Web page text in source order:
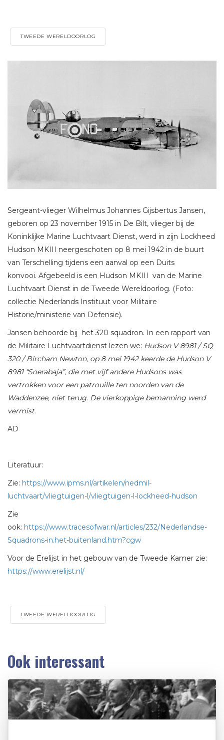
TWEEDE WERELDOORLOG
Sergeant-vlieger Wilhelmus Johannes Gijsbertus Jansen,
geboren op 23 november 1915 in De Bilt, vlieger bij de
Koninklijke Marine Luchtvaart Dienst, werd in zijn Lockheed
Hudson MKIII neergeschoten op 8 mei 1942 in de buurt
van Terschelling tijdens een aanval op een Duits
konvooi. Afgebeeld is een Hudson MKIII van de Marine
Luchtvaart Dienst in de Tweede Wereldoorlog. (Foto:
collectie Nederlands Instituut voor Militaire
Historie/ministerie van Defensie).
Jansen behoorde bij het 320 squadron. In een rapport van
de Militaire Luchtvaartdienst lezen we: Hudson V 8981 / SQ
320 / Bircham Newton, op 8 mei 1942 keerde de Hudson V
8981 “Soerabaja”, die met vijf andere Hudsons was
vertrokken voor een patrouille ten noorden van de
Waddenzee, niet terug. De vierkoppige bemanning werd
vermist.
AD
Literatuur:
Zie: https://www.ipms.nl/artikelen/nedmil-
luchtvaart/vliegtuigen-l/vliegtuigen-l-lockheed-hudson
Zie
ook: https://www.tracesofwar.nl/articles/232/Nederlandse-
Squadrons-in.het-buitenland.htm?cgw
Voor de Erelijst in het gebouw van de Tweede Kamer zie:
https://www.erelijst.nl/
TWEEDE WERELDOORLOG
Ook interessant